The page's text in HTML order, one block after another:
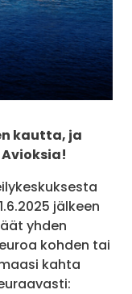
kautta, ja
jälkeen
yhden
kohden tai
kahta